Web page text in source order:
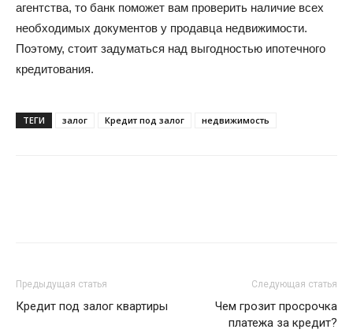
агентства, то банк поможет вам проверить наличие всех
необходимых документов у продавца недвижимости.
Поэтому, стоит задуматься над выгодностью ипотечного
кредитования.
ТЕГИ залог Кредит под залог недвижимость
Предыдущая статья
Кредит под залог квартиры
Следующая статья
Чем грозит просрочка
платежа за кредит?